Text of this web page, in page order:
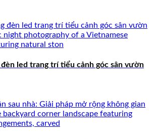
led trang trí tiểu cảnh góc sân vườn